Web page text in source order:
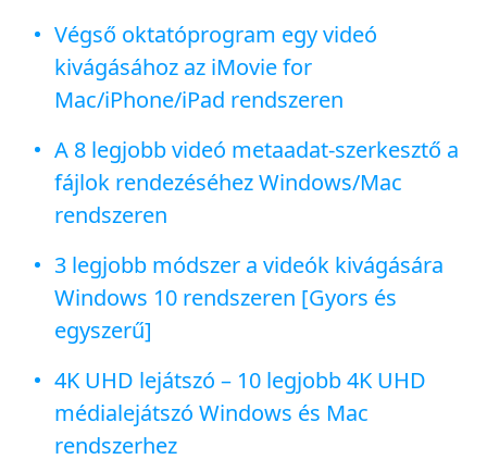
Végső oktatóprogram egy videó
kivágásához az iMovie for
Mac/iPhone/iPad rendszeren
A 8 legjobb videó metaadat-szerkesztő a
fájlok rendezéséhez Windows/Mac
rendszeren
3 legjobb módszer a videók kivágására
Windows 10 rendszeren [Gyors és
egyszerű]
4K UHD lejátszó – 10 legjobb 4K UHD
médialejátszó Windows és Mac
rendszerhez